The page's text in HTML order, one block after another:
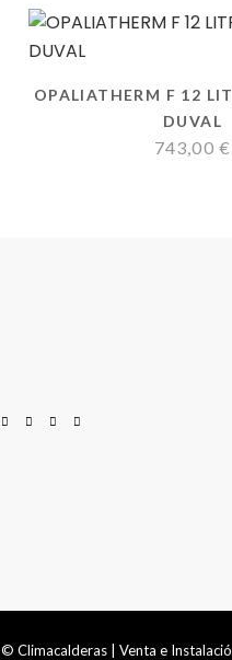
OPALIATHERM F 12
DUVAL
743,00€
© Climacalderas | Venta e